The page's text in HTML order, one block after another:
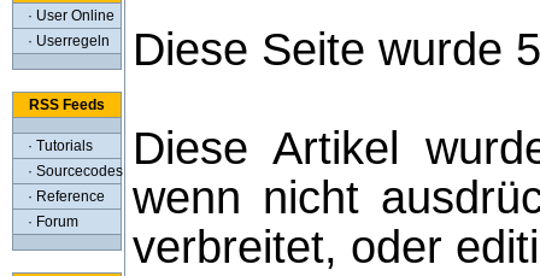
· User Online
· Userregeln
RSS Feeds
· Tutorials
· Sourcecodes
· Reference
· Forum
Diese Seite wurde
Diese Artikel
wenn nicht
verbreitet, oder